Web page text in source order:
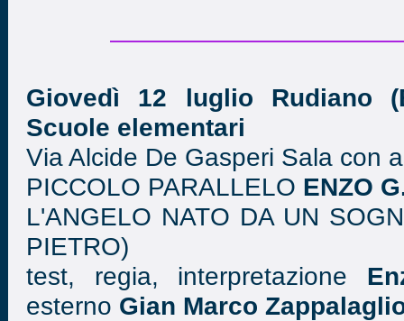
Giovedì 12 luglio Rudiano
Scuole elementari
Via Alcide De Gasperi Sala con
PICCOLO PARALLELO ENZO
L'ANGELO NATO DA UN
PIETRO)
test, regia, interpretazione
esterno Gian Marco